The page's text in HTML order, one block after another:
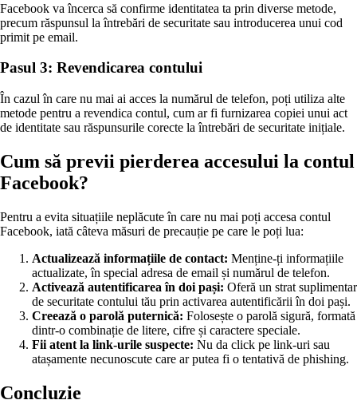
Facebook va încerca să confirme identitatea ta prin diverse metode,
precum răspunsul la întrebări de securitate sau introducerea unui cod
primit pe email.
Pasul 3: Revendicarea contului
În cazul în care nu mai ai acces la numărul de telefon, poți utiliza alte
metode pentru a revendica contul, cum ar fi furnizarea copiei unui act
de identitate sau răspunsurile corecte la întrebări de securitate inițiale.
Cum să previi pierderea accesului la contul
Facebook?
Pentru a evita situațiile neplăcute în care nu mai poți accesa contul
Facebook, iată câteva măsuri de precauție pe care le poți lua:
Actualizează informațiile de contact: Menține-ți informațiile
actualizate, în special adresa de email și numărul de telefon.
Activează autentificarea în doi pași: Oferă un strat suplimentar
de securitate contului tău prin activarea autentificării în doi pași.
Creează o parolă puternică: Folosește o parolă sigură, formată
dintr-o combinație de litere, cifre și caractere speciale.
Fii atent la link-urile suspecte: Nu da click pe link-uri sau
atașamente necunoscute care ar putea fi o tentativă de phishing.
Concluzie